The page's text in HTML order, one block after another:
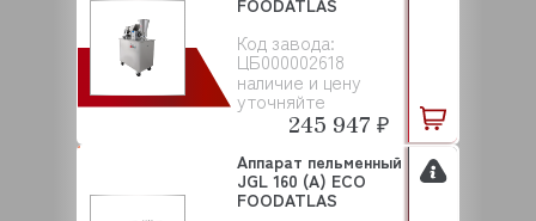
Код завода:
ЦБ000002618
наличие и цену
уточняйте
FOODATLAS
245 947 ₽
Аппарат пельменный
JGL 160 (A) ECO
FOODATLAS